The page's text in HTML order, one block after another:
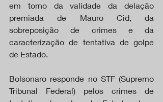
em torno da validade da delação
premiada de Mauro Cid, da
sobreposição de crimes e da
caracterização de tentativa de golpe
de Estado.
Bolsonaro responde no STF (Supremo
Tribunal Federal) pelos crimes de